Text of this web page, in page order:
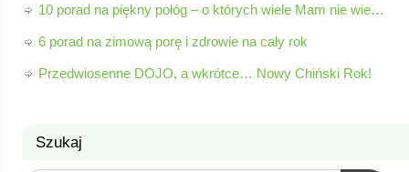
10 porad na piękny połóg – o których wiele Mam nie wie…
6 porad na zimową porę i zdrowie na cały rok
Przedwiosenne DOJO, a wkrótce… Nowy Chiński Rok!
Szukaj